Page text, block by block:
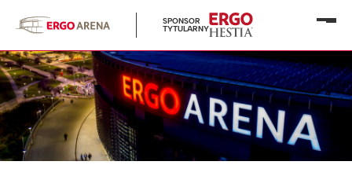
SPONSOR
TYTULARNY